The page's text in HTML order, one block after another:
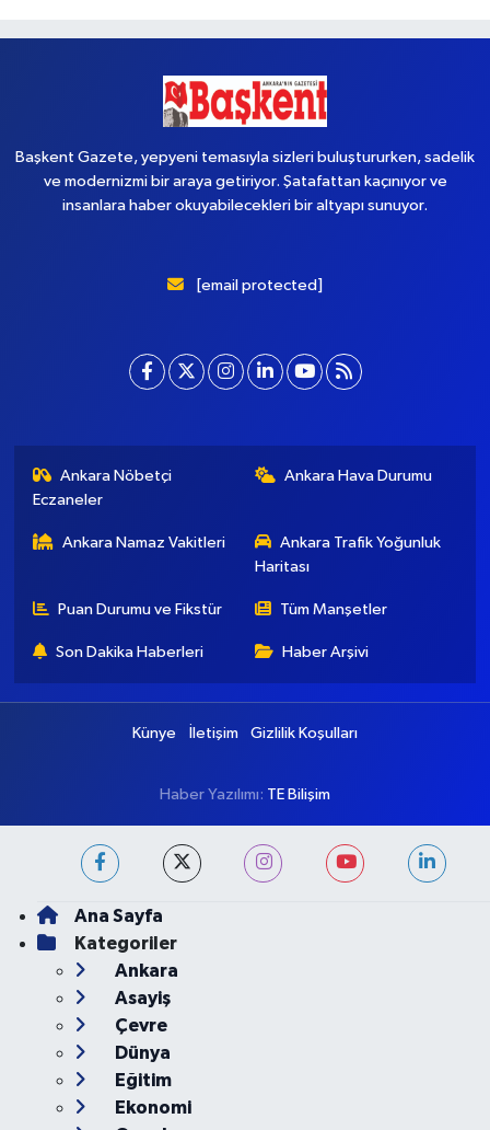
ve modernizmi bir araya getiriyor. Şatafattan kaçınıyor ve
[email protected]
Eczaneler
Ankara Namaz Vakitleri
Ankara Trafik Yoğunluk
Ana Sayfa
Kategoriler
Ankara
Asayiş